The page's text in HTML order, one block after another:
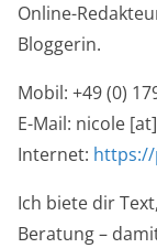
Online-
Bloggerin.
Mobil: +49 (0)
E-Mail: nicole
Internet:
Ich biete dir
Beratung –